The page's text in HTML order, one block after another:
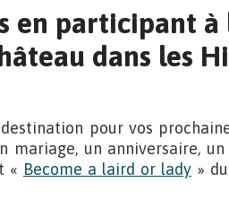
en participant
dans les
pour vos
mariage, un anniversaire,
« Become a laird or lady »